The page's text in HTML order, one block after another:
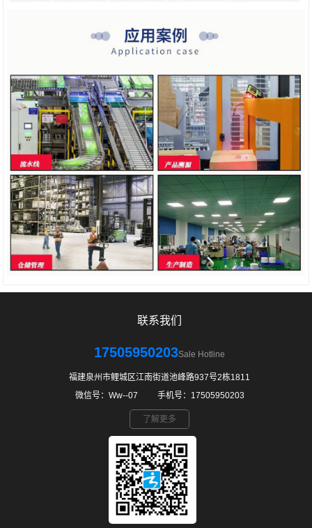
联系我们
17505950203Sale Hotline
福建泉州市鲤城区江南街道池峰路937号2栋1811
微信号：Ww--07 ㅤ ㅤ手机号：17505950203
了解更多